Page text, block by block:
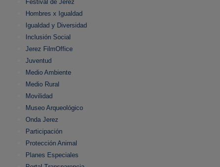
Festival de Jerez
Hombres x Igualdad
Igualdad y Diversidad
Inclusión Social
Jerez FilmOffice
Juventud
Medio Ambiente
Medio Rural
Movilidad
Museo Arqueológico
Onda Jerez
Participación
Protección Animal
Planes Especiales